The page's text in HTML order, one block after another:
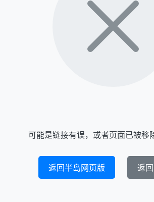
可能是链接有误，或者页面已被移
返回半岛网页版 返